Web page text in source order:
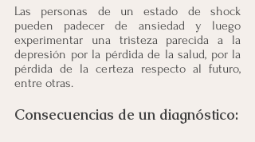
Las personas de un estado de shock
pueden padecer de ansiedad y luego
experimentar una tristeza parecida a la
depresión por la pérdida de la salud, por la
pérdida de la certeza respecto al futuro,
entre otras.
Consecuencias de un diagnóstico: